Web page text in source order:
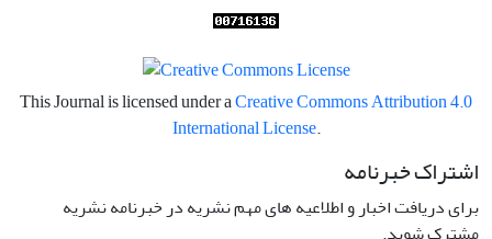
This Journal is licensed under aCreative Commons Attribution 4.0
International License.
اشتراک خبرنامه
برای دریافت اخبار و اطلاعیه های مهم نشریه در خبرنامه نشریه